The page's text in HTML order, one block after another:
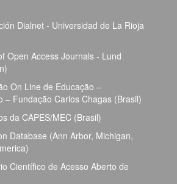
Dialnet - Universidad de La Rioja
Open Access Journals - Lund
On Line de Educação –
– Fundação Carlos Chagas (Brasil)
da CAPES/MEC (Brasil)
Database (Ann Arbor, Michigan,
Científico de Acesso Aberto de